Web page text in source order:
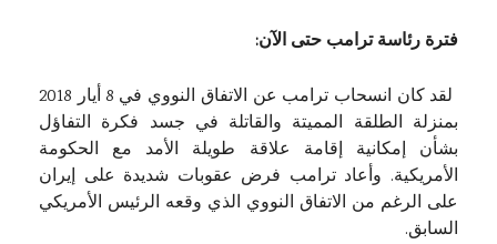
فترة رئاسة ترامب حتى الآن:
لقد كان انسحاب ترامب عن الاتفاق النووي في 8 أيار 2018
بمنزلة الطلقة المميتة والقاتلة في جسد فكرة التفاؤل
بشأن إمكانية إقامة علاقة طويلة الأمد مع الحكومة
الأمريكية. وأعاد ترامب فرض عقوبات شديدة على إيران
على الرغم من الاتفاق النووي الذي وقعه الرئيس الأمريكي
السابق.